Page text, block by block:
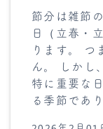
節分は雑節
日（立春・
ります。 つ
ん。 しかし
特に重要な
る季節であ